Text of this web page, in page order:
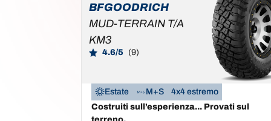
BFGOODRICH
MUD-TERRAIN T/A
KM3
4.6/5 (9)
Estate M+S
4x4 estremo
Costruiti sull’esperienza... Provati sul